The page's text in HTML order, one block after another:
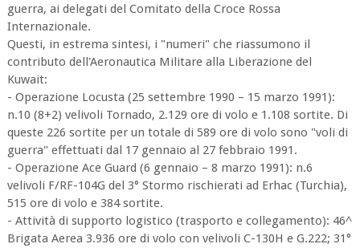
guerra, ai delegati del Comitato della Croce Rossa
Internazionale.
Questi, in estrema sintesi, i "numeri" che riassumono il
contributo dell'Aeronautica Militare alla Liberazione del
Kuwait:
- Operazione Locusta (25 settembre 1990 – 15 marzo 1991):
n.10 (8+2) velivoli Tornado, 2.129 ore di volo e 1.108 sortite. Di
queste 226 sortite per un totale di 589 ore di volo sono "voli di
guerra" effettuati dal 17 gennaio al 27 febbraio 1991.
- Operazione Ace Guard (6 gennaio – 8 marzo 1991): n.6
velivoli F/RF-104G del 3° Stormo rischierati ad Erhac (Turchia),
515 ore di volo e 384 sortite.
- Attività di supporto logistico (trasporto e collegamento): 46^
Brigata Aerea 3.936 ore di volo con velivoli C-130H e G.222; 31°